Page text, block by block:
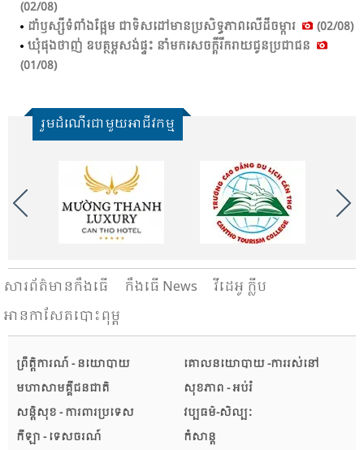
(02/08)
ដាំ​ឫស្សី​ទំ​ពាំង​ផ្អែម​ ជា​ទិស​ដៅ​មាន​ប្រ​សិទ្ធ​ភាព​លើ​ដី​ចម្ការ​
(02/08)
ឃុំ​ផុង​ថា​ញ់ ឧបត្ថម្ភ​សង់​ផ្ទះ​ នាំ​មក​សេច​ក្តី​រីក​រាយ​ជូន​ប្រ​ជា​ជន​
(01/08)
រួមដំណើរជាមួយអាជីវកម្ម
សារ​ព័ត៌មានកឹងធើ កឹងធើ News
វីដេអូ ក្លីប
អានកាសែតបោះពុម្ព
ព្រឹត្តិការណ៍ - នយោបាយ
គោលនយោបាយ -ការរស់នៅ
មហាសាមគ្គីជនជាតិ
សុខភាព - អប់រំ
សន្តិសុខ - ការពារប្រទេស
វប្បធម៌-សិល្បៈ
កីឡា - ទេសចរណ៍
កំសាន្ត